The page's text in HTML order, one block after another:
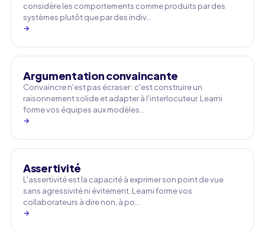
considère les comportements comme produits par des
systèmes plutôt que par des indiv…
→
Argumentation convaincante
Convaincre n'est pas écraser : c'est construire un
raisonnement solide et adapter à l'interlocuteur. Learni
forme vos équipes aux modèles…
→
Assertivité
L'assertivité est la capacité à exprimer son point de vue
sans agressivité ni évitement. Learni forme vos
collaborateurs à dire non, à po…
→